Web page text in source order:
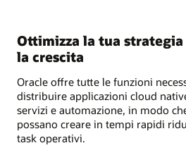
Ottimizza la tua
la crescita
Oracle offre tutte le funzioni
distribuire applicazioni cloud
servizi e automazione, in modo
possano creare in tempi rapidi
task operativi.